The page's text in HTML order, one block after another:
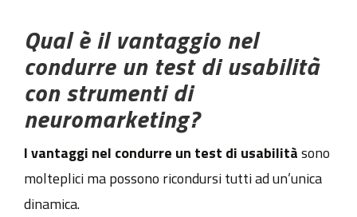
Qual è il vantaggio nel
condurre un test di usabilità
con strumenti di
neuromarketing?
I vantaggi nel condurre un test di usabilitàsono
molteplici ma possono ricondursi tutti ad un’unica
dinamica.